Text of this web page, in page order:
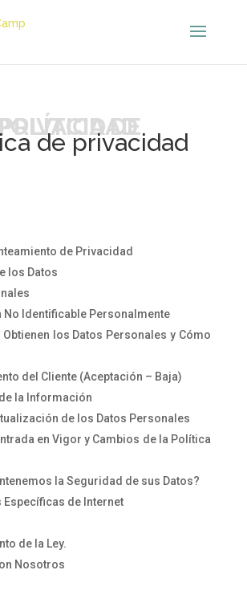
DE PRIVACIDAD
de privacidad
de Privacidad
los Datos
No Identificable Personalmente
Obtienen los Datos Personales y Cómo
del Cliente (Aceptación – Baja)
la Información
de los Datos Personales
en Vigor y Cambios de la Política
la Seguridad de sus Datos?
Específicas de Internet
de la Ley.
Nosotros